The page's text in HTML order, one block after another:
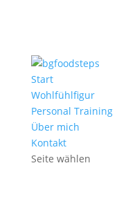
Start
Wohlfühlfigur
Personal Training
Über mich
Kontakt
Seite wählen